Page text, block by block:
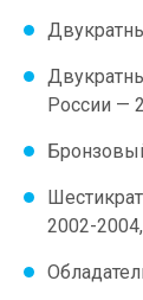
России —
2002-